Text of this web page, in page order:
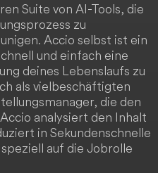
Suite von AI-Tools, die
zu
Accio selbst ist ein
und einfach eine
deines Lebenslaufs zu
als vielbeschäftigten
die den
analysiert den Inhalt
in Sekundenschnelle
auf die Jobrolle